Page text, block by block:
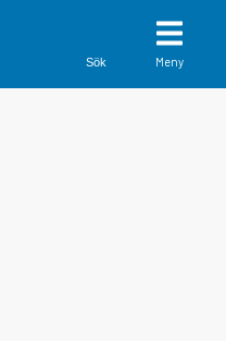
Sök Meny